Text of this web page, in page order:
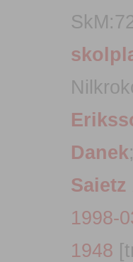
Danek
1998-
1948